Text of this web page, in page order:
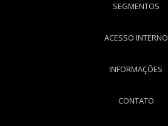
SEGMENTOS
ACESSO INTERNO
INFORMAÇÕES
CONTATO